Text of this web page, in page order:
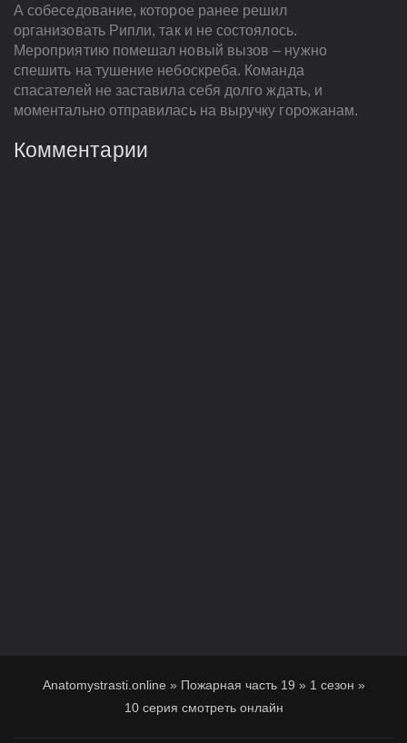
А собеседование, которое ранее решил
организовать Рипли, так и не состоялось.
Мероприятию помешал новый вызов – нужно
спешить на тушение небоскреба. Команда
спасателей не заставила себя долго ждать, и
моментально отправилась на выручку горожанам.
Комментарии
Anatomystrasti.online » Пожарная часть 19 » 1 сезон »
10 серия смотреть онлайн